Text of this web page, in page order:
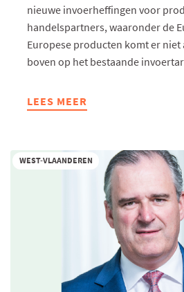
nieuwe invoerheffingen voor
handelspartners, waaronder de
Europese producten komt er niet
boven op het bestaande
LEES MEER
ABOUT
INVOERHEFFINGEN
ZIJN
WEST-VLAANDEREN